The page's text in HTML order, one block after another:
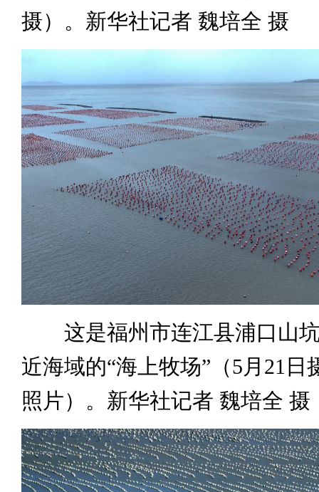
摄）。新华社记者 魏培全 摄
这是福州市连江县浦口山坑
近海域的“海上牧场”（5月21日
照片）。新华社记者 魏培全 摄